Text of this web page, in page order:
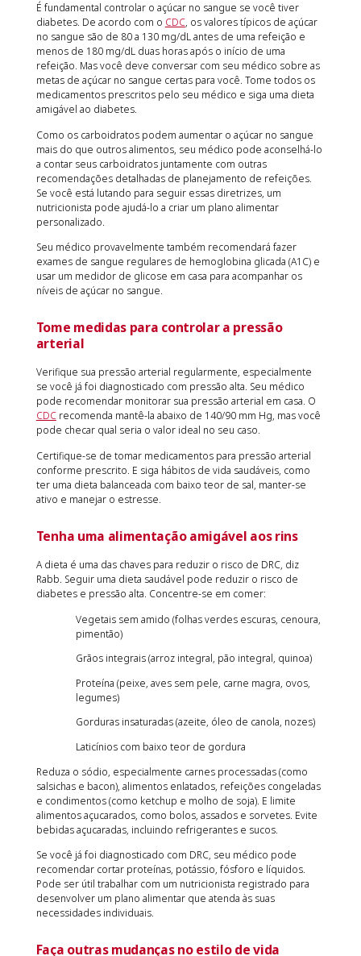
É fundamental controlar o açúcar no sangue se você tiver
diabetes. De acordo com o CDC, os valores típicos de açúcar
no sangue são de 80 a 130 mg/dL antes de uma refeição e
menos de 180 mg/dL duas horas após o início de uma
refeição. Mas você deve conversar com seu médico sobre as
metas de açúcar no sangue certas para você. Tome todos os
medicamentos prescritos pelo seu médico e siga uma dieta
amigável ao diabetes.
Como os carboidratos podem aumentar o açúcar no sangue
mais do que outros alimentos, seu médico pode aconselhá-lo
a contar seus carboidratos juntamente com outras
recomendações detalhadas de planejamento de refeições.
Se você está lutando para seguir essas diretrizes, um
nutricionista pode ajudá-lo a criar um plano alimentar
personalizado.
Seu médico provavelmente também recomendará fazer
exames de sangue regulares de hemoglobina glicada (A1C) e
usar um medidor de glicose em casa para acompanhar os
níveis de açúcar no sangue.
Tome medidas para controlar a pressão
arterial
Verifique sua pressão arterial regularmente, especialmente
se você já foi diagnosticado com pressão alta. Seu médico
pode recomendar monitorar sua pressão arterial em casa. O
CDCrecomenda mantê-la abaixo de 140/90 mm Hg, mas você
pode checar qual seria o valor ideal no seu caso.
Certifique-se de tomar medicamentos para pressão arterial
conforme prescrito. E siga hábitos de vida saudáveis, como
ter uma dieta balanceada com baixo teor de sal, manter-se
ativo e manejar o estresse.
Tenha uma alimentação amigável aos rins
A dieta é uma das chaves para reduzir o risco de DRC, diz
Rabb. Seguir uma dieta saudável pode reduzir o risco de
diabetes e pressão alta. Concentre-se em comer:
Vegetais sem amido (folhas verdes escuras, cenoura,
pimentão)
Grãos integrais (arroz integral, pão integral, quinoa)
Proteína (peixe, aves sem pele, carne magra, ovos,
legumes)
Gorduras insaturadas (azeite, óleo de canola, nozes)
Laticínios com baixo teor de gordura
Reduza o sódio, especialmente carnes processadas (como
salsichas e bacon), alimentos enlatados, refeições congeladas
e condimentos (como ketchup e molho de soja). E limite
alimentos açucarados, como bolos, assados ​​e sorvetes. Evite
bebidas açucaradas, incluindo refrigerantes e sucos.
Se você já foi diagnosticado com DRC, seu médico pode
recomendar cortar proteínas, potássio, fósforo e líquidos.
Pode ser útil trabalhar com um nutricionista registrado para
desenvolver um plano alimentar que atenda às suas
necessidades individuais.
Faça outras mudanças no estilo de vida